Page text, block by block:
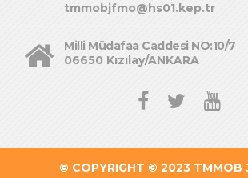
tmmobjfmo@hs01.kep.tr
Milli Müdafaa Caddesi NO:10/7
06650 Kızılay/ANKARA
© COPYRIGHT © 2023 TMMOB